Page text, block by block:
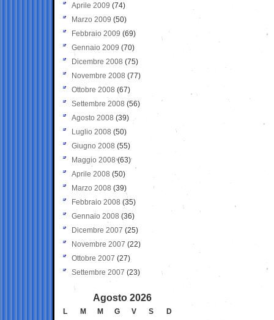
Aprile 2009 (74)
Marzo 2009 (50)
Febbraio 2009 (69)
Gennaio 2009 (70)
Dicembre 2008 (75)
Novembre 2008 (77)
Ottobre 2008 (67)
Settembre 2008 (56)
Agosto 2008 (39)
Luglio 2008 (50)
Giugno 2008 (55)
Maggio 2008(63)
Aprile 2008 (50)
Marzo 2008 (39)
Febbraio 2008 (35)
Gennaio 2008 (36)
Dicembre 2007 (25)
Novembre 2007 (22)
Ottobre 2007 (27)
Settembre 2007 (23)
Agosto 2026
L M M G V S
D